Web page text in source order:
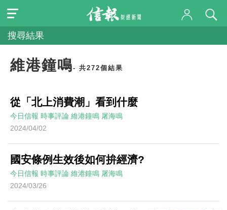
搜尋結果
維港鐘鳴- 共272個結果
從「北上消費潮」看到什麼
今日信報 時事評論 維港鐘鳴 屠海鳴
2024/04/02
國安條例生效後如何拚經濟?
今日信報 時事評論 維港鐘鳴 屠海鳴
2024/03/26